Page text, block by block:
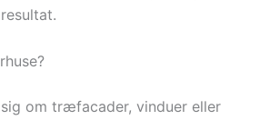
om træfacader, vinduer eller